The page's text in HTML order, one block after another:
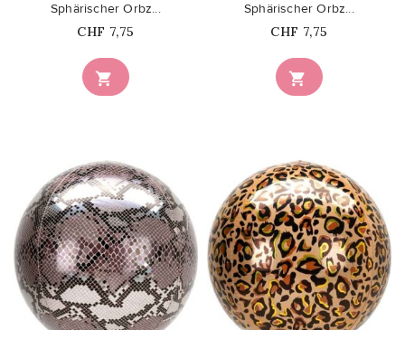

Sphärischer Orbz...
Price
CHF 7,75

Sphärischer Orbz...
Price
CHF 7,75
favorite_border favorite_border